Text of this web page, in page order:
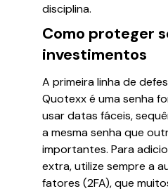
disciplina.
Como proteger
investimentos
A primeira linha de
Quotexx é uma senha
usar datas fáceis,
a mesma senha que
importantes. Para
extra, utilize sempre a
fatores (2FA), que